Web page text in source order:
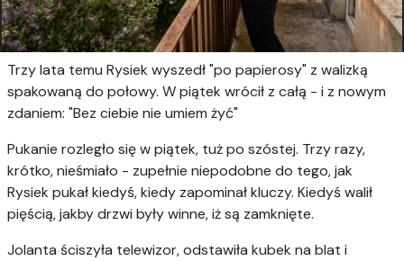
Trzy lata temu Rysiek wyszedł "po papierosy" z walizką
spakowaną do połowy. W piątek wrócił z całą - i z nowym
zdaniem: "Bez ciebie nie umiem żyć"
Pukanie rozległo się w piątek, tuż po szóstej. Trzy razy,
krótko, nieśmiało - zupełnie niepodobne do tego, jak
Rysiek pukał kiedyś, kiedy zapominał kluczy. Kiedyś walił
pięścią, jakby drzwi były winne, iż są zamknięte.
Jolanta ściszyła telewizor, odstawiła kubek na blat i